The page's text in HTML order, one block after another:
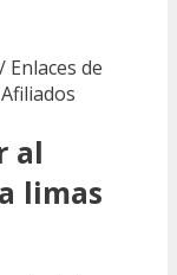
de
al
limas